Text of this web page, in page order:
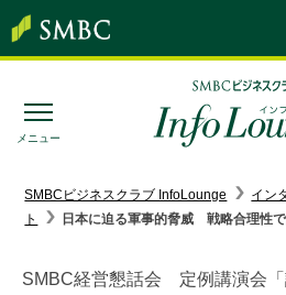
メニュー
みんなの
SMBCビジネスクラブ InfoLounge イン
ト
日本に迫る軍事的脅威 戦略合理性
SMBC経営懇話会 定例講演会「